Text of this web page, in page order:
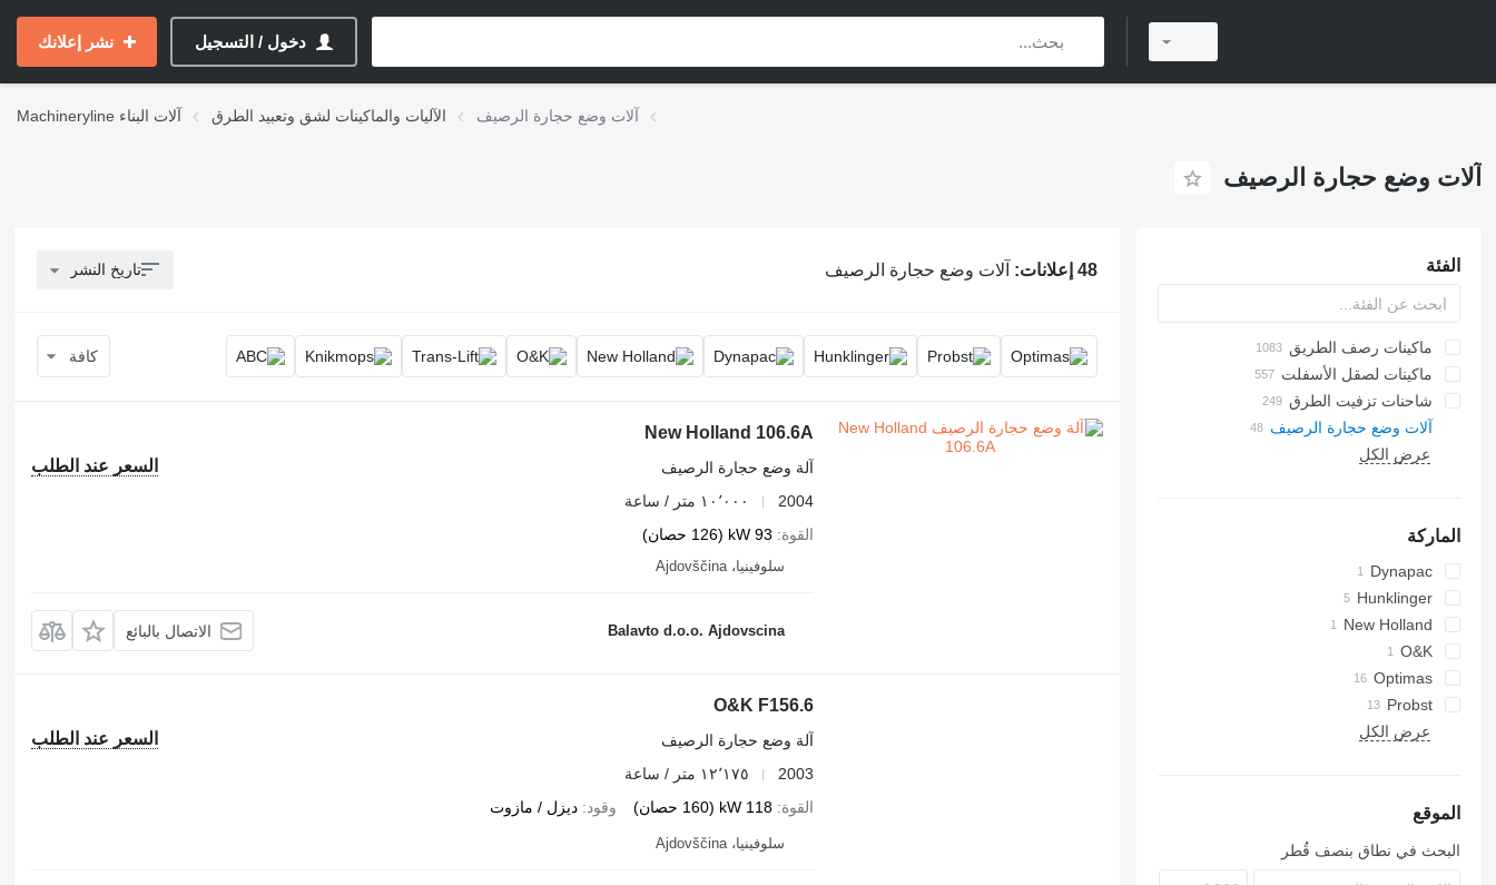
دخول / التسجيل نشر إعلانك
Machineryline آلات البناء الآليات والماكينات لشق وتعبيد الطرق آلات وضع حجارة الرصيف
آلات وضع حجارة الرصيف
الفئة
ماكينات رصف الطريق
ماكينات رصف الأسفلت المجنزرة
ماكينات رصف الأسفلت ذات العجلات
ماكينات لصقل الأسفلت
شاحنات تزفيت الطرق
آلات وضع حجارة الرصيف
عرض الكل
الماركة
Dynapac
S600
Hunklinger
New Holland
O&K
F-series
Optimas
H-seriesProbst
عرض الكل
الموقع
البحث في نطاق بنصف قُطر
48 إعلانات: آلات وضع حجارة الرصيف تاريخ النشر
كافة
New Holland 106.6A
السعر عند الطلب
آلة وضع حجارة الرصيف
2004
١٠٬٠٠٠ متر / ساعة
القوة
93 kW (126 حصان)
سلوفينيا، Ajdovščina
Balavto d.o.o. Ajdovscina الاتصال بالبائع
O&K F156.6
السعر عند الطلب
آلة وضع حجارة الرصيف
2003
١٢٬١٧٥ متر / ساعة
القوة 118 kW (160 حصان) وقود ديزل / مازوت
سلوفينيا، Ajdovščina